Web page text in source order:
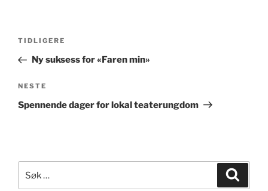
Innleggsnavigasjon
Forrige
innlegg
TIDLIGERE
Ny suksess for «Faren min»
Neste
innlegg
NESTE
Spennende dager for lokal teaterungdom
etter: